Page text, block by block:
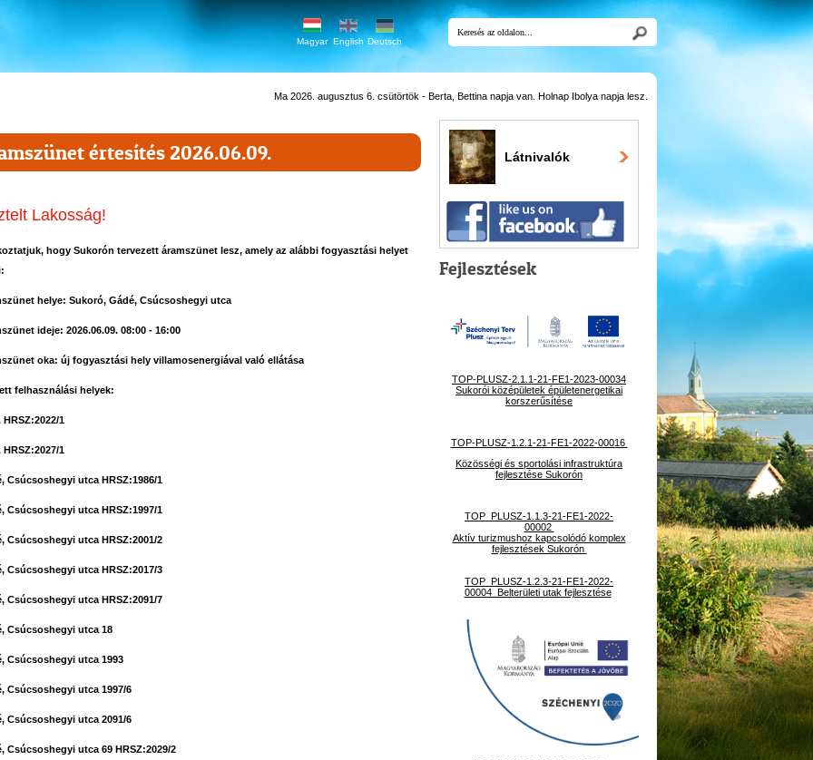
Magyar English Deutsch
Ma 2026. augusztus 6. csütörtök - Berta, Bettina napja van. Holnap Ibolya napja lesz.
értesítés 2026.06.09.
Lakosság!
hogy Sukorón tervezett áramszünet lesz, amely az alábbi fogyasztási helyet
helye: Sukoró, Gádé, Csúcsoshegyi utca
ideje: 2026.06.09. 08:00 - 16:00
oka: új fogyasztási hely villamosenergiával való ellátása
felhasználási helyek:
HRSZ:2022/1
HRSZ:2027/1
Csúcsoshegyi utca HRSZ:1986/1
Csúcsoshegyi utca HRSZ:1997/1
Csúcsoshegyi utca HRSZ:2001/2
Csúcsoshegyi utca HRSZ:2017/3
Csúcsoshegyi utca HRSZ:2091/7
Csúcsoshegyi utca 18
Csúcsoshegyi utca 1993
Csúcsoshegyi utca 1997/6
Csúcsoshegyi utca 2091/6
Csúcsoshegyi utca 69 HRSZ:2029/2
Látnivalók
Fejlesztések
TOP-PLUSZ-2.1.1-21-FE1-2023-00034
Sukorói középületek épületenergetikai
korszerűsítése
TOP-PLUSZ-1.2.1-21-FE1-2022-00016
Közösségi és sportolási infrastruktúra
fejlesztése Sukorón
TOP_PLUSZ-1.1.3-21-FE1-2022-
00002
Aktív turizmushoz kapcsolódó komplex
fejlesztések Sukorón
TOP_PLUSZ-1.2.3-21-FE1-2022-
00004 Belterületi utak fejlesztése